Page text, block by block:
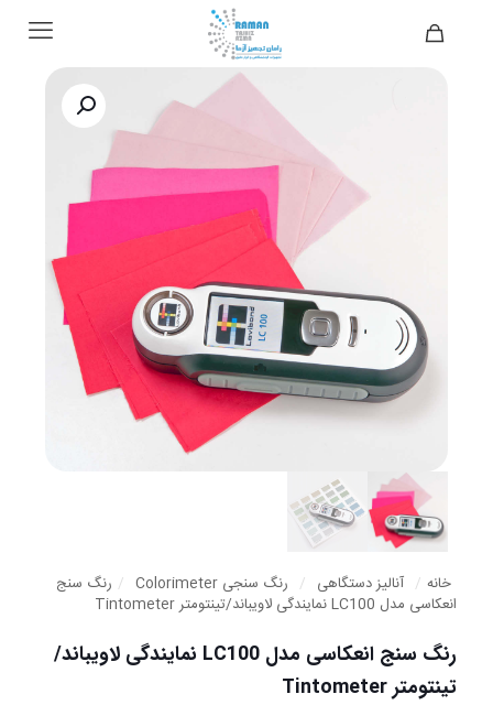
خانه / آنالیز دستگاهی / رنگ سنجی Colorimeter / رنگ سنج
انعکاسی مدل LC100 نمایندگی لاویباند/تینتومتر Tintometer
رنگ سنج انعکاسی مدل LC100 نمایندگی لاویباند/
تینتومتر Tintometer